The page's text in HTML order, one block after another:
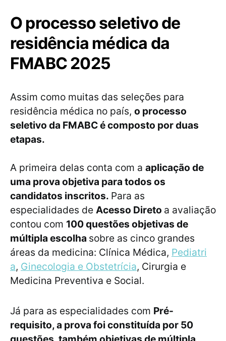
O processo seletivo de
residência médica da
FMABC 2025
Assim como muitas das seleções para
residência médica no país, o processo
seletivo da FMABC é composto por duas
etapas.
A primeira delas conta com a aplicação de
uma prova objetiva para todos os
candidatos inscritos. Para as
especialidades de Acesso Direto a avaliação
contou com 100 questões objetivas de
múltipla escolha sobre as cinco grandes
áreas da medicina: Clínica Médica, Pediatri
a, Ginecologia e Obstetrícia, Cirurgia e
Medicina Preventiva e Social.
Já para as especialidades com Pré-
requisito, a prova foi constituída por 50